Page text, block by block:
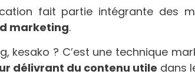
fait partie intégrante des
marketing.
kesako ? C’est une technique
délivrant du contenu utile dans